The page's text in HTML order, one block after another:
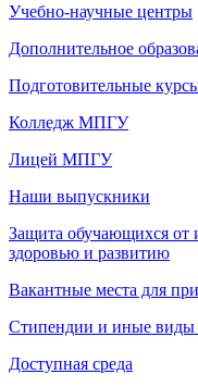
Учебно-научные центры
Дополнительное
Подготовительные
Колледж МПГУ
Лицей МПГУ
Наши выпускники
Защита обучающихся
здоровью и развитию
Вакантные места для
Стипендии и иные виды
Доступная среда